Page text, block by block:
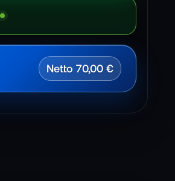
Netto 70,00 €